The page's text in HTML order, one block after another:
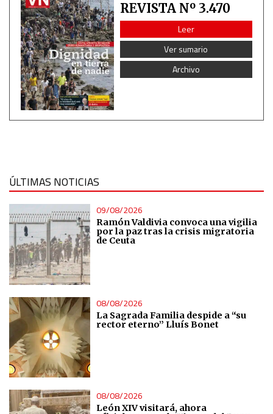
REVISTA Nº 3.470
Leer
Ver sumario
Archivo
ÚLTIMAS NOTICIAS
09/08/2026
Ramón Valdivia convoca una vigilia
por la paz tras la crisis migratoria
de Ceuta
08/08/2026
La Sagrada Familia despide a “su
rector eterno” Lluís Bonet
08/08/2026
León XIV visitará, ahora
Functional
Advertising